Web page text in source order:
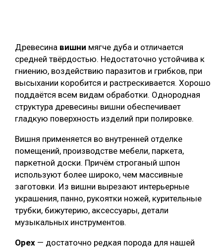
Древесина вишни мягче дуба и отличается
средней твёрдостью. Недостаточно устойчива к
гниению, воздействию паразитов и грибков, при
высыхании коробится и растрескивается. Хорошо
поддаётся всем видам обработки. Однородная
структура древесины вишни обеспечивает
гладкую поверхность изделий при полировке.
Вишня применяется во внутренней отделке
помещений, производстве мебели, паркета,
паркетной доски. Причём строганый шпон
используют более широко, чем массивные
заготовки. Из вишни вырезают интерьерные
украшения, панно, рукоятки ножей, курительные
трубки, бижутерию, аксессуары, детали
музыкальных инструментов.
Орех — достаточно редкая порода для нашей